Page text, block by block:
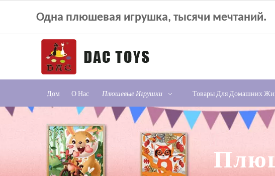
Одна плюшевая игрушка, тысячи мечтаний.
Дом О Нас Плюшевые Игрушки Товары Для Домашних